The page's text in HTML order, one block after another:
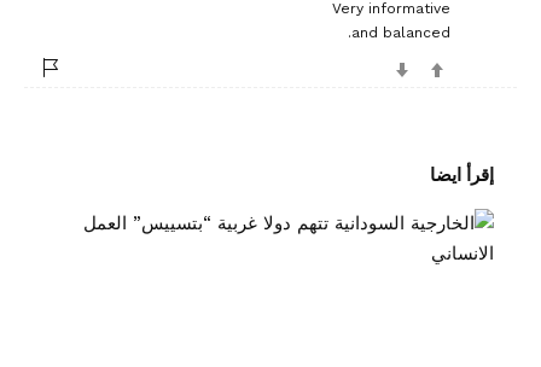
Very informative
and balanced.
إقرأ ايضا